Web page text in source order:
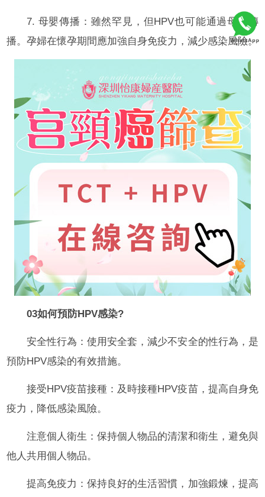
7. 母嬰傳播：雖然罕見，但HPV也可能通過母嬰傳
播。孕婦在懷孕期間應加強自身免疫力，減少感染風險。
03如何預防HPV感染?
安全性行為：使用安全套，減少不安全的性行為，是
預防HPV感染的有效措施。
接受HPV疫苗接種：及時接種HPV疫苗，提高自身免
疫力，降低感染風險。
注意個人衛生：保持個人物品的清潔和衛生，避免與
他人共用個人物品。
提高免疫力：保持良好的生活習慣，加強鍛煉，提高